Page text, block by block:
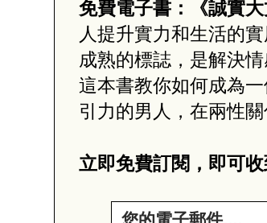
免費電子書：《誠實
人提升實力和生活的
成熟的標誌，是解決
這本書教你如何成為
引力的男人，在兩性
立即免費訂閱，即可